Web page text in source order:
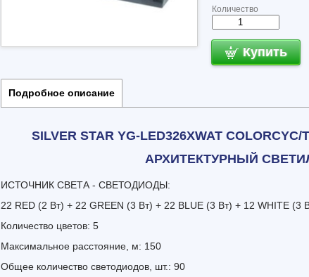
Количество
Купить
Подробное описание
SILVER STAR YG-LED326XWAT
АРХИТЕКТУРНЫЙ
ИСТОЧНИК СВЕТА - СВЕТОДИОДЫ:
22 RED (2 Вт) + 22 GREEN (3 Вт) + 22 BLUE (3 Вт) + 12 WHITE (3
Количество цветов: 5
Максимальное расстояние, м: 150
Общее количество светодиодов, шт.: 90